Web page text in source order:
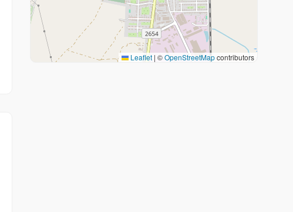
Leaflet | ©OpenStreetMapcontributors